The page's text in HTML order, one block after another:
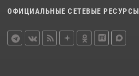
ОФИЦИАЛЬНЫЕ СЕТЕВЫЕ РЕСУРСЫ